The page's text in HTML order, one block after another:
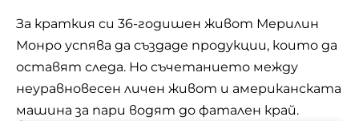
За краткия си 36-годишен живот Мерилин
Монро успява да създаде продукции, които да
оставят следа. Но съчетанието между
неуравновесен личен живот и американската
машина за пари водят до фатален край.